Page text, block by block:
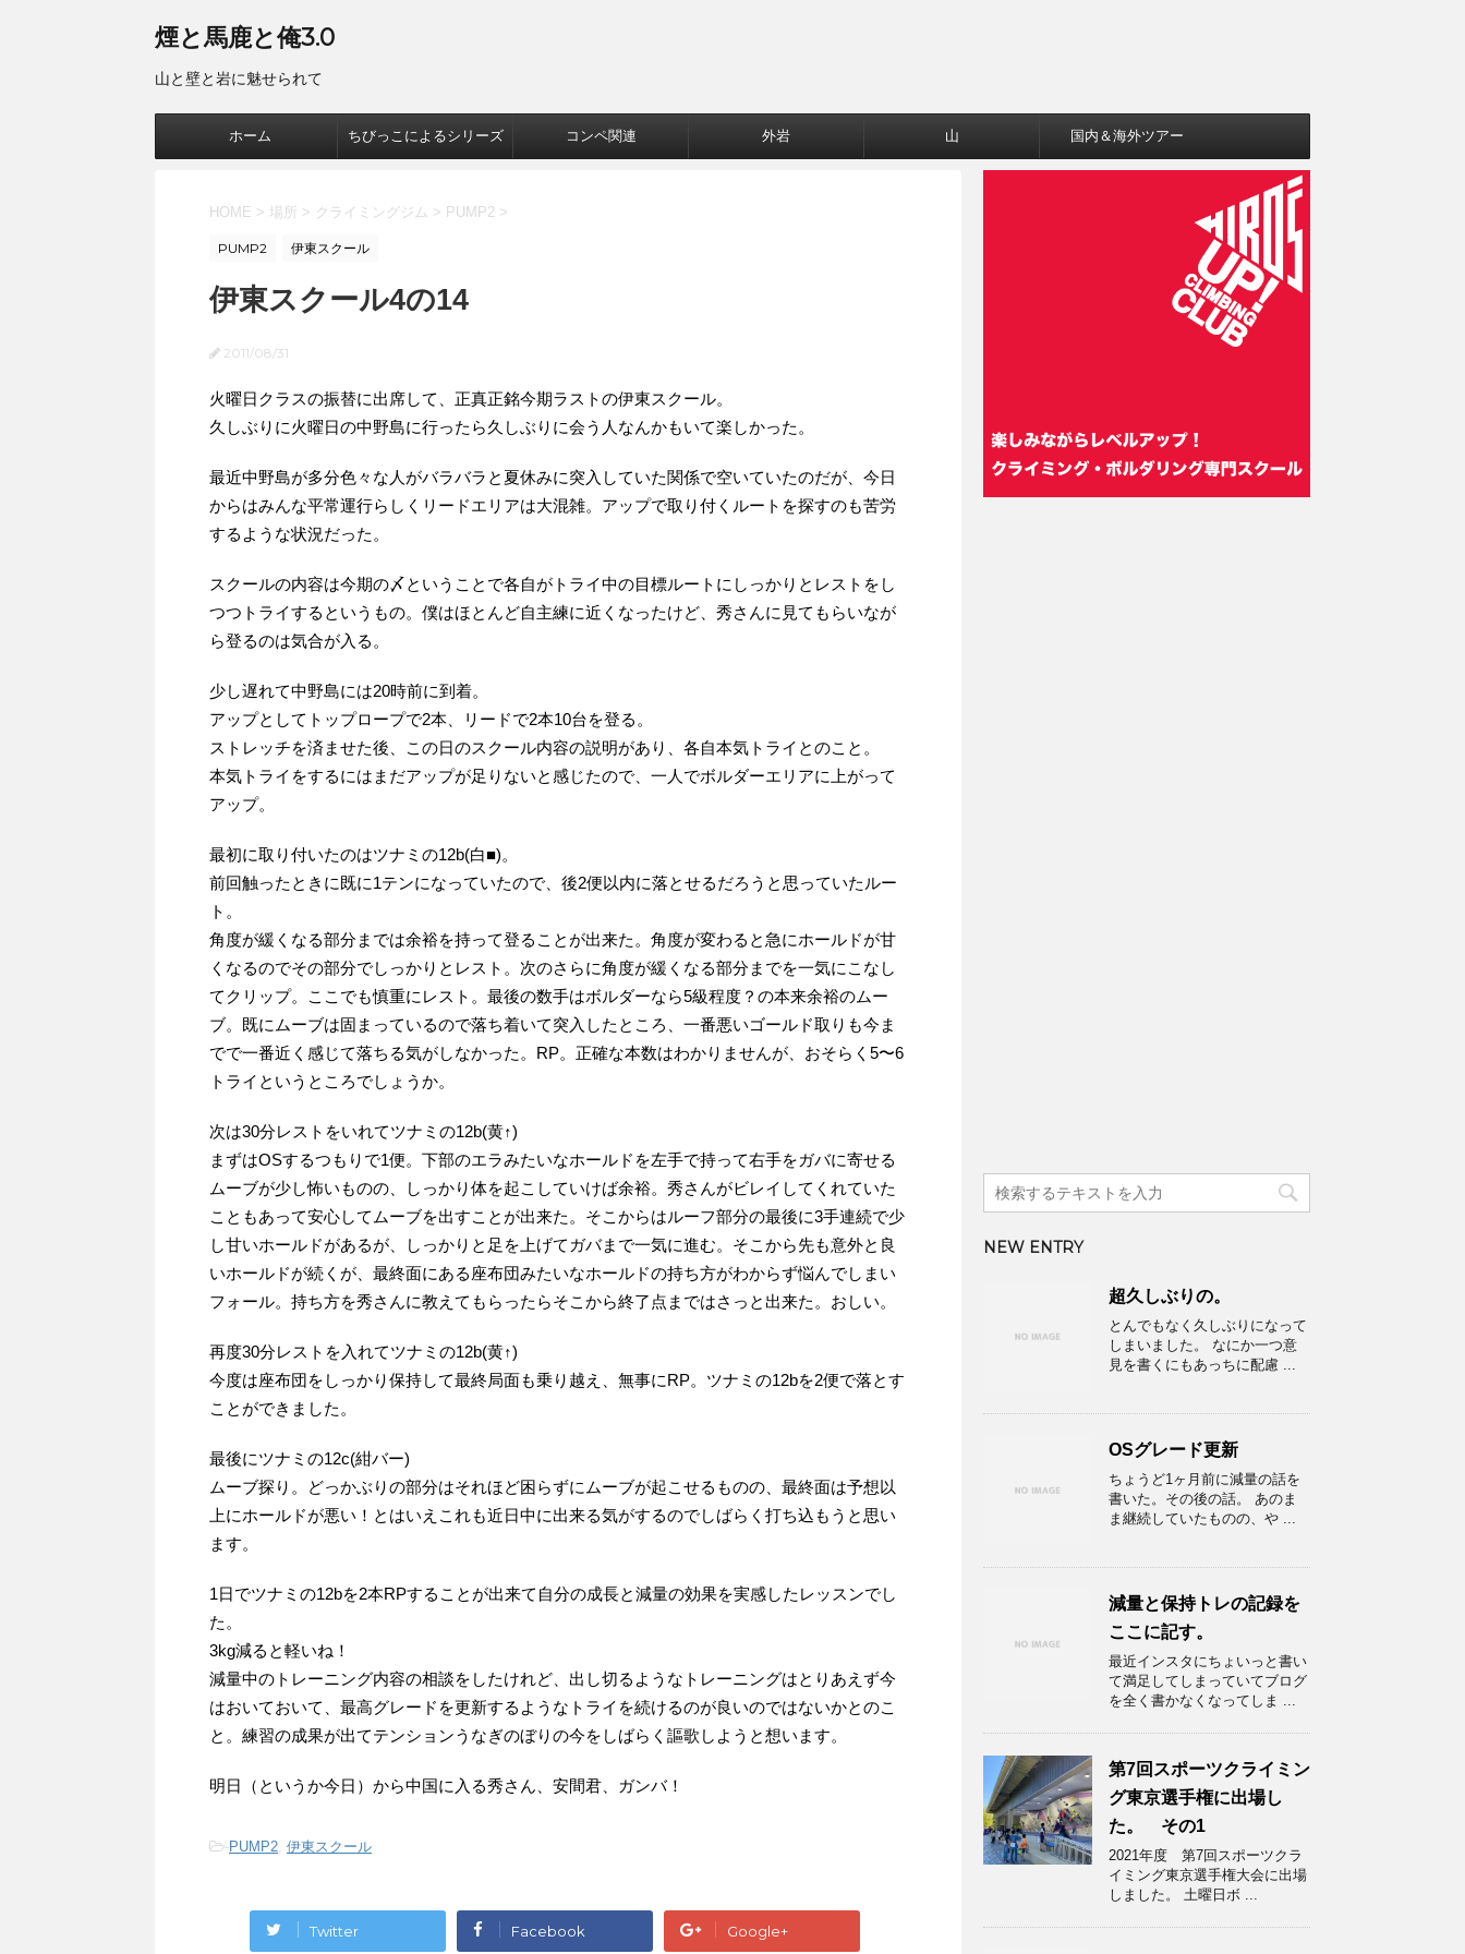
煙と馬鹿と俺3.0
山と壁と岩に魅せられて
ホーム ちびっこによるシリーズ コンペ関連 外岩 山 国内＆海外ツアー
HOME > 場所 > クライミングジム > PUMP2 >
PUMP2 伊東スクール
伊東スクール4の14
2011/08/31
火曜日クラスの振替に出席して、正真正銘今期ラストの伊東スクール。
久しぶりに火曜日の中野島に行ったら久しぶりに会う人なんかもいて楽しかった。
最近中野島が多分色々な人がバラバラと夏休みに突入していた関係で空いていたのだが、今日
からはみんな平常運行らしくリードエリアは大混雑。アップで取り付くルートを探すのも苦労
するような状況だった。
スクールの内容は今期の〆ということで各自がトライ中の目標ルートにしっかりとレストをし
つつトライするというもの。僕はほとんど自主練に近くなったけど、秀さんに見てもらいなが
ら登るのは気合が入る。
少し遅れて中野島には20時前に到着。
アップとしてトップロープで2本、リードで2本10台を登る。
ストレッチを済ませた後、この日のスクール内容の説明があり、各自本気トライとのこと。
本気トライをするにはまだアップが足りないと感じたので、一人でボルダーエリアに上がって
アップ。
最初に取り付いたのはツナミの12b(白■)。
前回触ったときに既に1テンになっていたので、後2便以内に落とせるだろうと思っていたルー
ト。
角度が緩くなる部分までは余裕を持って登ることが出来た。角度が変わると急にホールドが甘
くなるのでその部分でしっかりとレスト。次のさらに角度が緩くなる部分までを一気にこなし
てクリップ。ここでも慎重にレスト。最後の数手はボルダーなら5級程度？の本来余裕のムー
ブ。既にムーブは固まっているので落ち着いて突入したところ、一番悪いゴールド取りも今ま
でで一番近く感じて落ちる気がしなかった。RP。正確な本数はわかりませんが、おそらく5〜6
トライというところでしょうか。
次は30分レストをいれてツナミの12b(黄↑)
まずはOSするつもりで1便。下部のエラみたいなホールドを左手で持って右手をガバに寄せる
ムーブが少し怖いものの、しっかり体を起こしていけば余裕。秀さんがビレイしてくれていた
こともあって安心してムーブを出すことが出来た。そこからはルーフ部分の最後に3手連続で少
し甘いホールドがあるが、しっかりと足を上げてガバまで一気に進む。そこから先も意外と良
いホールドが続くが、最終面にある座布団みたいなホールドの持ち方がわからず悩んでしまい
フォール。持ち方を秀さんに教えてもらったらそこから終了点まではさっと出来た。おしい。
再度30分レストを入れてツナミの12b(黄↑)
今度は座布団をしっかり保持して最終局面も乗り越え、無事にRP。ツナミの12bを2便で落とす
ことができました。
最後にツナミの12c(紺バー)
ムーブ探り。どっかぶりの部分はそれほど困らずにムーブが起こせるものの、最終面は予想以
上にホールドが悪い！とはいえこれも近日中に出来る気がするのでしばらく打ち込もうと思い
ます。
1日でツナミの12bを2本RPすることが出来て自分の成長と減量の効果を実感したレッスンでし
た。
3kg減ると軽いね！
減量中のトレーニング内容の相談をしたけれど、出し切るようなトレーニングはとりあえず今
はおいておいて、最高グレードを更新するようなトライを続けるのが良いのではないかとのこ
と。練習の成果が出てテンションうなぎのぼりの今をしばらく謳歌しようと想います。
明日（というか今日）から中国に入る秀さん、安間君、ガンバ！
-PUMP2, 伊東スクール
Twitter Facebook Google+
NEW ENTRY
超久しぶりの。
とんでもなく久しぶりになって
しまいました。 なにか一つ意
見を書くにもあっちに配慮 ...
OSグレード更新
ちょうど1ヶ月前に減量の話を
書いた。その後の話。 あのま
ま継続していたものの、や ...
減量と保持トレの記録を
ここに記す。
最近インスタにちょいっと書い
て満足してしまっていてブログ
を全く書かなくなってしま ...
第7回スポーツクライミン
グ東京選手権に出場し
た。 その1
2021年度 第7回スポーツクラ
イミング東京選手権大会に出場
しました。 土曜日ボ ...